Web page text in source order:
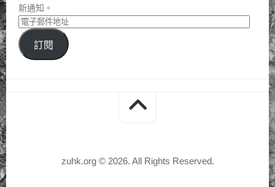
新通知。
訂閱
zuhk.org © 2026. All Rights Reserved.